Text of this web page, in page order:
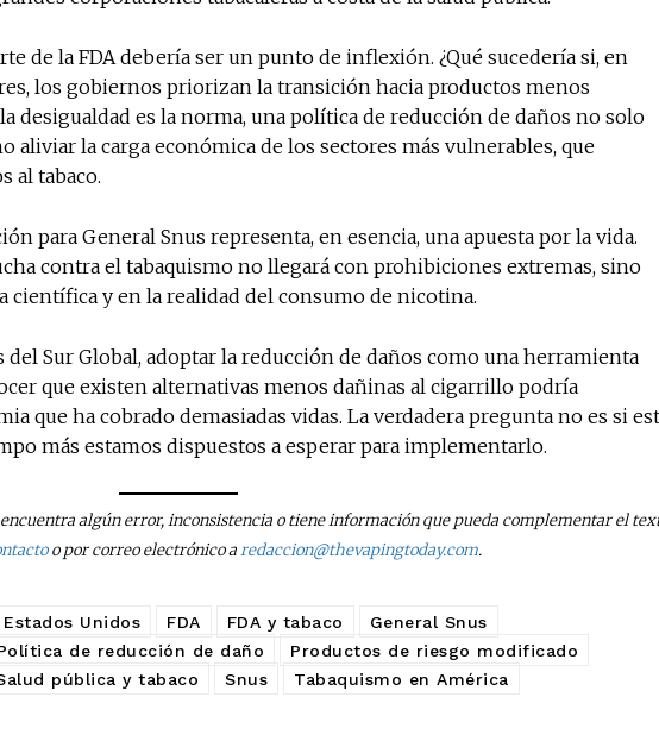
de la FDA debería ser un punto de inflexión. ¿Qué sucedería si, en
los gobiernos priorizan la transición hacia productos menos
desigualdad es la norma, una política de reducción de daños no solo
aliviar la carga económica de los sectores más vulnerables, que
al tabaco.
para General Snus representa, en esencia, una apuesta por la vida.
contra el tabaquismo no llegará con prohibiciones extremas, sino
científica y en la realidad del consumo de nicotina.
Sur Global, adoptar la reducción de daños como una herramienta
que existen alternativas menos dañinas al cigarrillo podría
que ha cobrado demasiadas vidas. La verdadera pregunta no es si
más estamos dispuestos a esperar para implementarlo.
algún error, inconsistencia o tiene información que pueda complementar el
o por correo electrónico aredaccion@thevapingtoday.com.
Estados Unidos FDA FDA y tabaco
General Snus
de reducción de daño
Productos de riesgo modificado
pública y tabaco Snus
Tabaquismo en América